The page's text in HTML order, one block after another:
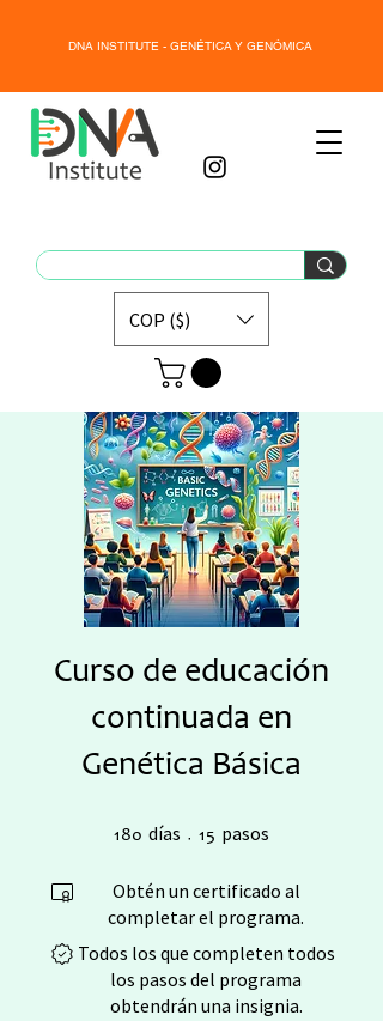
DNA INSTITUTE - GENÉTICA Y GENÓMICA
COP ($)
Curso de educación
continuada en
Genética Básica
180 días 15 pasos
Obtén un certificado al
completar el programa.
Todos los que completen todos
los pasos del programa
obtendrán una insignia.